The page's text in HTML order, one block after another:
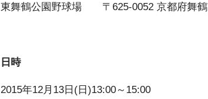
東舞鶴公園野球場 〒625-0052 京都府舞鶴
日時
2015年12月13日(日)13:00～15:00